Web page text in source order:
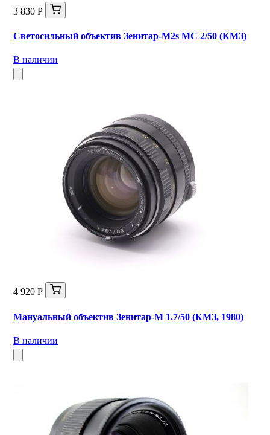
3 830 Р
Светосильный объектив Зенитар-М2s МС 2/50 (КМЗ)
В наличии
4 920 Р
Мануальный объектив Зенитар-М 1.7/50 (КМЗ, 1980)
В наличии